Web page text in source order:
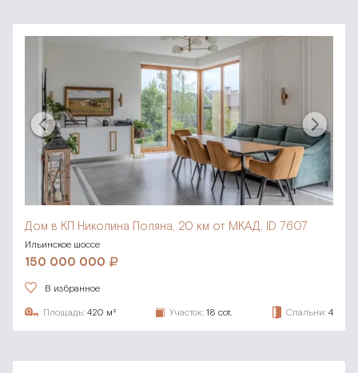
Дом в КП Николина Поляна, 20 км от МКАД, ID 7607
Ильинское шоссе
150 000 000
В избранное
Площадь: 420 м² Участок: 18 сот. Спальни: 4